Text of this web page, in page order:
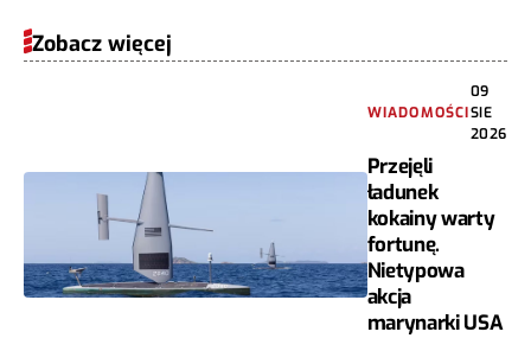
Zobacz więcej
WIADOMOŚCI
09
SIE
2026
Przejęli
ładunek
kokainy warty
fortunę.
Nietypowa
akcja
marynarki USA